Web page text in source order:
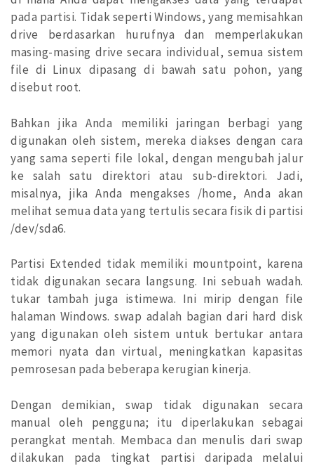
pada partisi. Tidak seperti Windows, yang memisahkan
drive berdasarkan hurufnya dan memperlakukan
masing-masing drive secara individual, semua sistem
file di Linux dipasang di bawah satu pohon, yang
disebut root.
Bahkan jika Anda memiliki jaringan berbagi yang
digunakan oleh sistem, mereka diakses dengan cara
yang sama seperti file lokal, dengan mengubah jalur
ke salah satu direktori atau sub-direktori. Jadi,
misalnya, jika Anda mengakses /home, Anda akan
melihat semua data yang tertulis secara fisik di partisi
/dev/sda6.
Partisi Extended tidak memiliki mountpoint, karena
tidak digunakan secara langsung. Ini sebuah wadah.
tukar tambah juga istimewa. Ini mirip dengan file
halaman Windows. swap adalah bagian dari hard disk
yang digunakan oleh sistem untuk bertukar antara
memori nyata dan virtual, meningkatkan kapasitas
pemrosesan pada beberapa kerugian kinerja.
Dengan demikian, swap tidak digunakan secara
manual oleh pengguna; itu diperlakukan sebagai
perangkat mentah. Membaca dan menulis dari swap
dilakukan pada tingkat partisi daripada melalui